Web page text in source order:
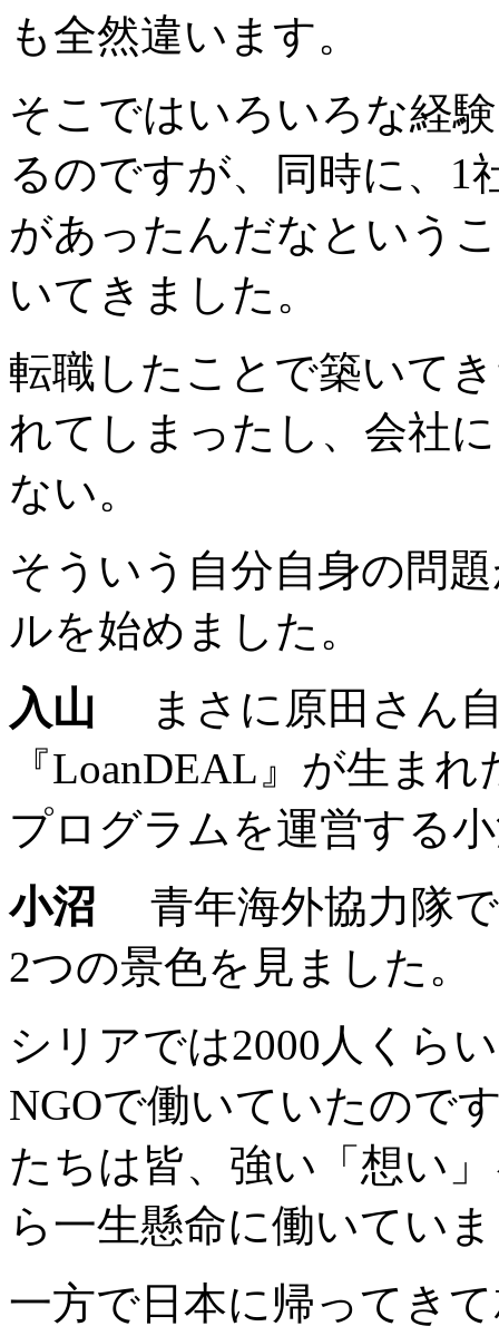
も全然違います。
そこではいろいろな経
るのですが、同時に、1
があったんだなという
いてきました。
転職したことで築いて
れてしまったし、会社
ない。
そういう自分自身の問
ルを始めました。
入山 まさに原田さん
『LoanDEAL』が生ま
プログラムを運営する
小沼 青年海外協力隊
2つの景色を見ました。
シリアでは2000人くら
NGOで働いていたので
たちは皆、強い「想い
ら一生懸命に働いてい
一方で日本に帰ってき